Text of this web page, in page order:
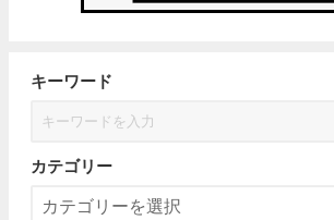
キーワード
カテゴリー